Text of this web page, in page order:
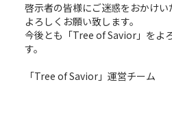
啓示者の皆様にご迷惑をおかけ
よろしくお願い致します。
今後とも「Tree of Savior」をよ
す。
「Tree of Savior」運営チーム